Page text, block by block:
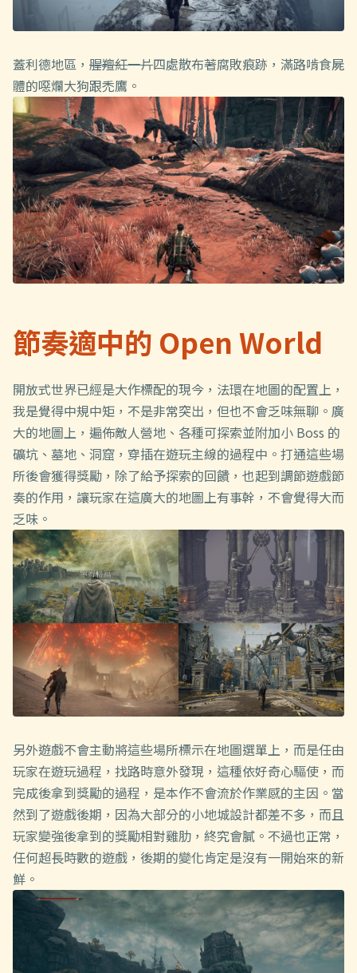
蓋利德地區， 腥羶紅一片四處散布著腐敗痕跡，滿路啃食屍
體的噁爛大狗跟禿鷹。
節奏適中的 Open World
開放式世界已經是大作標配的現今，法環在地圖的配置上，
我是覺得中規中矩，不是非常突出，但也不會乏味無聊。廣
大的地圖上，遍佈敵人營地、各種可探索並附加小 Boss 的
礦坑、墓地、洞窟，穿插在遊玩主線的過程中。打通這些場
所後會獲得獎勵，除了給予探索的回饋，也起到調節遊戲節
奏的作用，讓玩家在這廣大的地圖上有事幹，不會覺得大而
乏味。
另外遊戲不會主動將這些場所標示在地圖選單上，而是任由
玩家在遊玩過程，找路時意外發現，這種依好奇心驅使，而
完成後拿到獎勵的過程，是本作不會流於作業感的主因。當
然到了遊戲後期，因為大部分的小地城設計都差不多，而且
玩家變強後拿到的獎勵相對雞肋，終究會膩。不過也正常，
任何超長時數的遊戲，後期的變化肯定是沒有一開始來的新
鮮。